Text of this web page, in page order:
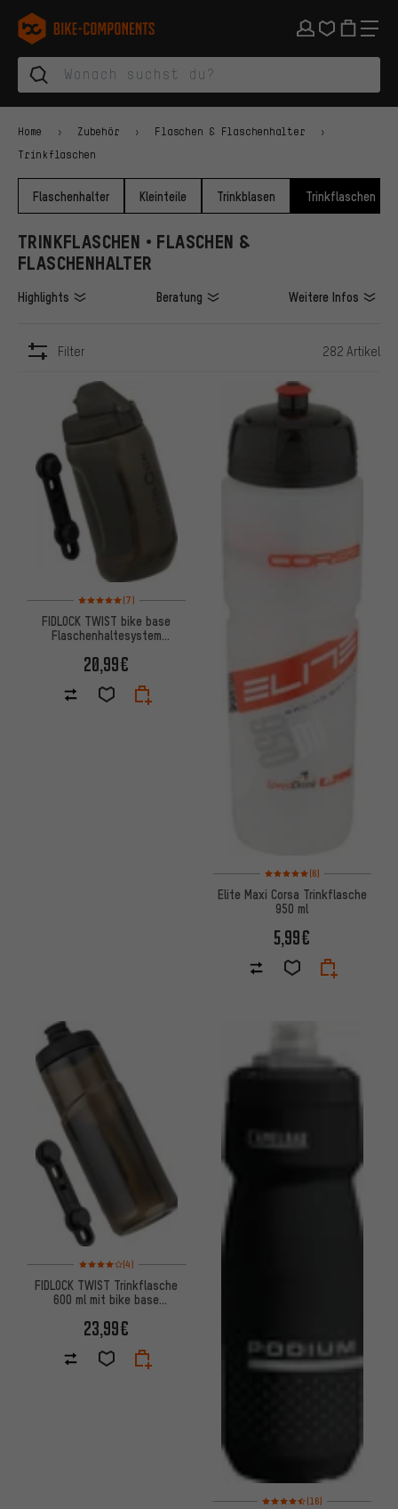
Zur Hauptnavigation springen
Zur Kategorienavigation springen
Zum Inhalt springen
Zu Marken und Newsletter springen
Zur Fußzeile springen
bike-components.de Startseite
Home Zubehör Flaschen & Flaschenhalter
Trinkflaschen
Flaschenhalter Kleinteile Trinkblasen Trinkflaschen
TRINKFLASCHEN • FLASCHEN &
FLASCHENHALTER
Highlights Beratung Weitere Infos
Filter 282 Artikel
Bewertungen: 5 von 5 basierend auf 7 Bewertungen
(7)
FIDLOCK TWIST bike base
Flaschenhaltesystem
20,99€
Bewertungen: 5 von 5
(6)
Elite Maxi Corsa Trinkflasche
950 ml
5,99€
Bewertungen: 4 von 5 basierend auf 4 Bewertungen
(4)
FIDLOCK TWIST Trinkflasche
600 ml mit bike base
23,99€
Bewertungen: 4,5 von 5
(16)